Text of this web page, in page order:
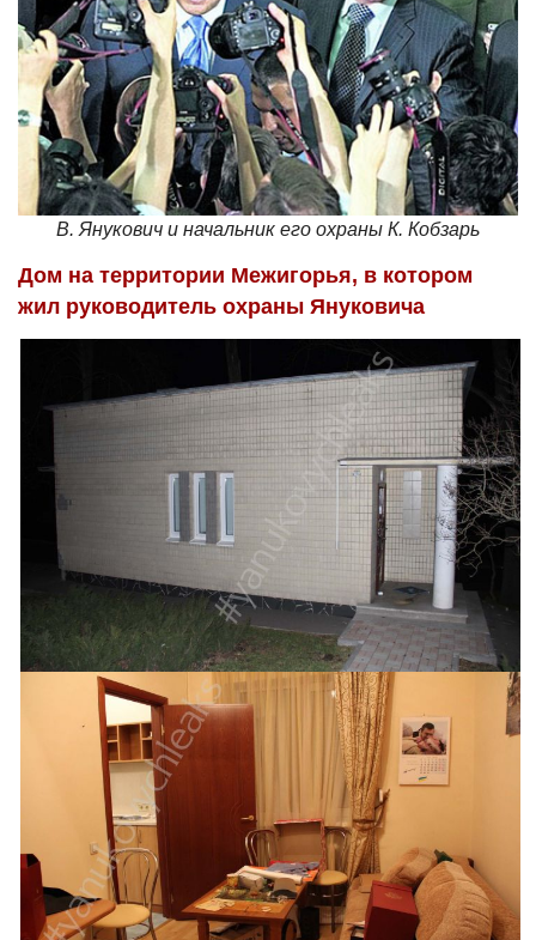
В. Янукович и начальник его охраны К. Кобзарь
Дом на территории Межигорья, в котором
жил руководитель охраны Януковича